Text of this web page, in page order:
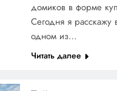
домиков в форме
Сегодня я расскажу
одном из…
Читать далее